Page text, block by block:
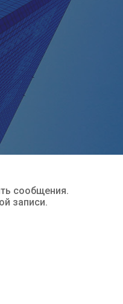
сообщения.
записи.